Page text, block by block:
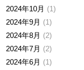
2024年10月
1
2024年9月
1
2024年8月
2
2024年7月
2
2024年6月
1